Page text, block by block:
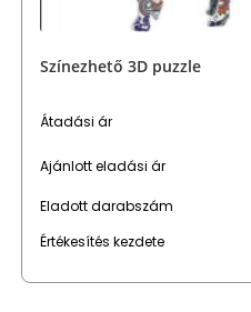
Színezhető 3D puzzle
Átadási ár
Ajánlott eladási ár
Eladott darabszám
Értékesítés kezdete